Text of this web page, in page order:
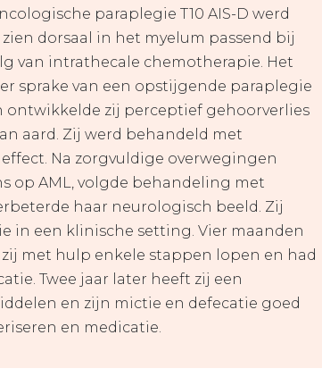
paraplegie T10 AIS-D werd
dorsaal in het myelum passend bij
van intrathecale chemotherapie. Het
sprake van een opstijgende paraplegie
ontwikkelde zij perceptief gehoorverlies
aard. Zij werd behandeld met
Na zorgvuldige overwegingen
op AML, volgde behandeling met
haar neurologisch beeld. Zij
in een klinische setting. Vier maanden
met hulp enkele stappen lopen en had
Twee jaar later heeft zij een
en zijn mictie en defecatie goed
en medicatie.